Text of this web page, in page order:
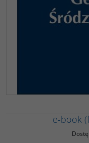
e-book